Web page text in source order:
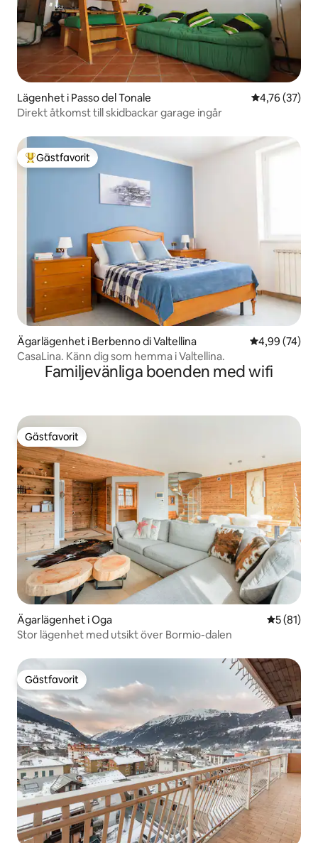
Lägenhet i Passo del Tonale 4,76 av 5 i
4,76 (37)
Direkt åtkomst till skidbackar garage ingår
Populär gästfavorit
Gästfavorit
Ägarlägenhet i Berbenno di Valtellina 4,99 av 5 i
4,99 (74)
CasaLina. Känn dig som hemma i Valtellina.
Familjevänliga boenden med wifi
Gästfavorit
Gästfavorit
Ägarlägenhet i Oga 5 av 5 i
5 (81)
Stor lägenhet med utsikt över Bormio-dalen
Gästfavorit
Gästfavorit